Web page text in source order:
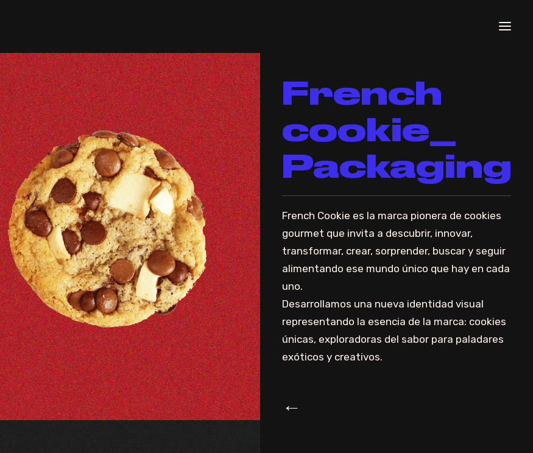
French
cookie_
Packaging
French Cookie es la marca pionera de cookies
gourmet que invita a descubrir, innovar,
transformar, crear, sorprender, buscar y seguir
alimentando ese mundo único que hay en cada
uno.
Desarrollamos una nueva identidad visual
representando la esencia de la marca: cookies
únicas, exploradoras del sabor para paladares
exóticos y creativos.
←